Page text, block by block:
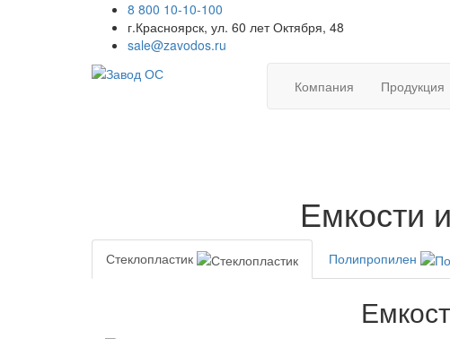
8 800 10-10-100
г.Красноярск, ул. 60 лет Октября, 48
sale@zavodos.ru
Компания Продукция
Емкости
Стеклопластик Полипропилен